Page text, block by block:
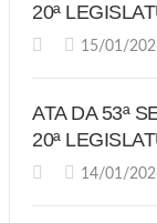
20ª
15/01/
ATA DA 53ª
20ª
14/01/